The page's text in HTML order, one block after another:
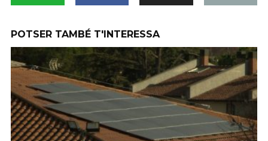
POTSER TAMBÉ T'INTERESSA